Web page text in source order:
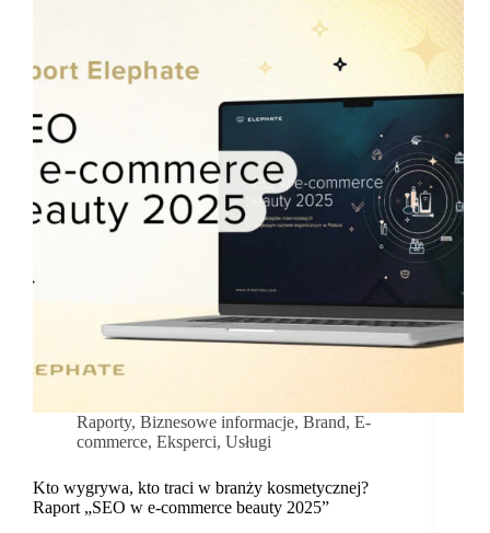
te
kursy,
efekt
–
“Raport
Raporty, Biznesowe informacje, Brand, E-
commerce, Eksperci, Usługi
Kto wygrywa, kto traci w branży kosmetycznej?
Raport „SEO w e-commerce beauty 2025”